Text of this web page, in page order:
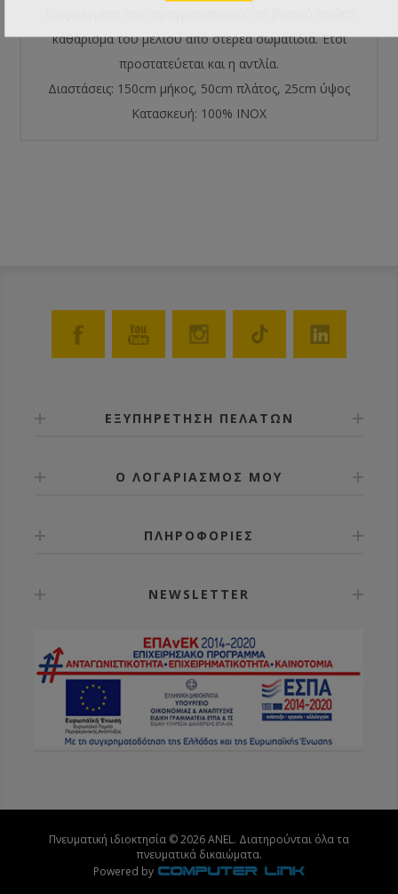
καθάρισμα του μελιού από στερεά σωματίδια. Έτσι
προστατεύεται και η αντλία.
Διαστάσεις: 150cm μήκος, 50cm πλάτος, 25cm ύψος
Κατασκευή: 100% INOX
ΕΞΥΠΗΡΕΤΗΣΗ ΠΕΛΑΤΩΝ
Ο ΛΟΓΑΡΙΑΣΜΟΣ ΜΟΥ
ΠΛΗΡΟΦΟΡΙΕΣ
NEWSLETTER
Πνευματική ιδιοκτησία © 2026 ANEL. Διατηρούνται όλα τα
πνευματικά δικαιώματα.
Powered by